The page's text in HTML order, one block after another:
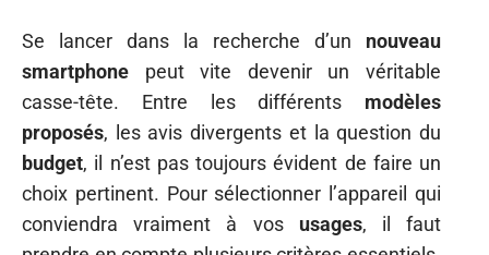
Se lancer dans la recherche d’un nouveau
smartphone peut vite devenir un véritable
casse-tête. Entre les différents modèles
proposés, les avis divergents et la question du
budget, il n’est pas toujours évident de faire un
choix pertinent. Pour sélectionner l’appareil qui
conviendra vraiment à vos usages, il faut